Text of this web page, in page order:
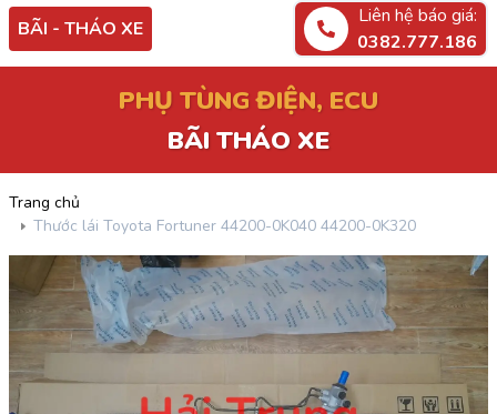
BÃI - THÁO XE
Liên hệ báo giá:
0382.777.186
PHỤ TÙNG ĐIỆN, ECU
BÃI THÁO XE
Trang chủ
Thước lái Toyota Fortuner 44200-0K040 44200-0K320